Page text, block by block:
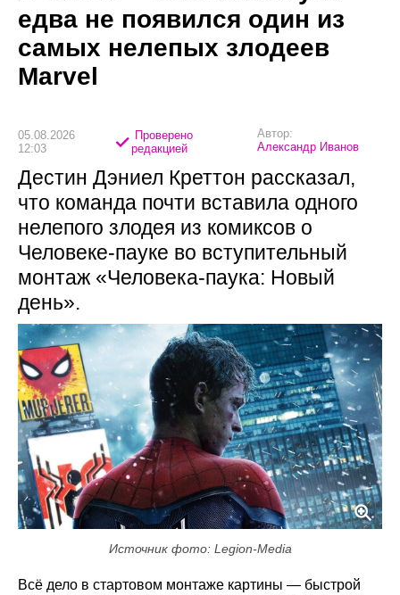
едва не появился один из
самых нелепых злодеев
Marvel
05.08.2026
12:03
Проверено
редакцией
Автор:
Александр Иванов
Дестин Дэниел Креттон рассказал,
что команда почти вставила одного
нелепого злодея из комиксов о
Человеке-пауке во вступительный
монтаж «Человека-паука: Новый
день».
Источник фото: Legion-Media
Всё дело в стартовом монтаже картины — быстрой